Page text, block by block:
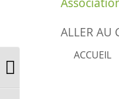
Passer en
ALLER AU
ACCUEIL